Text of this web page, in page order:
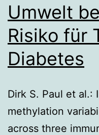
Umwelt
Risiko für
Diabetes
Dirk S. Paul et al.:
methylation
across three